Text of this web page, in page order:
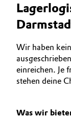
Agriculture
Animal
Automotive
We go
Innovation
Purpose
BVB
Struktur &
KARRIERE
JOBSUCHE
WARUM EVONIK
AUSBILDUNG
Wir haben
einreichen. Je
stehen deine
Was wir